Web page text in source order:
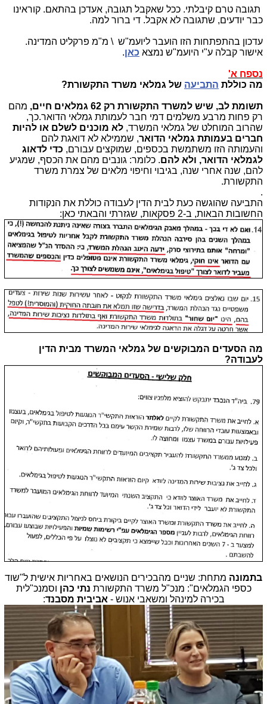
תגובה טרם קיבלתי. ככל שאקבל תגובה, אעדכן בהתאם. קוראינו
כבר יודעים, שתגובה לא אקבל. די ברור למה.
עדכון בהתפתחות הזו הועבר ליועמ"ש \ מ"מ פרקליט המדינה.
אישור קבלה ע"י היועמ"ש נמצא כאן.
נספח א'
מה כוללת התביעה של גמלאי משרד התקשורת?
תשומת לב, שיש למשרד התקשורת רק 62 גמלאים חיים,
מהם
רק פחות מרבע משלמים דמי חבר לעמותת גמלאי הדואר.כך,
שהרוב המוחלט של גמלאי המשרד, לא מוכנים לשלם או להיות
חברים בעמותת גמלאי הדואר, שממילא לא דואגת להם
והעמותה הזו משתמשת בכספים, שמוקצים עבורם, כדי לדאוג
לגמלאי הדואר, ולא להם. כלומר: גונבים מהם את הכסף, שמגיע
להם, שנה אחרי שנה, בגיבוי וחיפוי מלאים של צמרת משרד
התקשורת.
.
התביעה שהוגשה כעת לבית הדין לעבודה כוללת את הנקודות
החשובות הבאות, ב-2 פסקאות, שגזרתי והבאתי כאן:
מה הסעדים המבוקשים של גמלאי המשרד מבית הדין
לעבודה?
בתמונה מתחת: שניים מהבכירים הנושאים באחריות אישית ל"שוד
כספי הגמלאים": מנכ"ל משרד התקשורת נתי כהן וסמנכ"לית
בכירה למינהל ומשאבי אנוש - אביבית מסבנד: